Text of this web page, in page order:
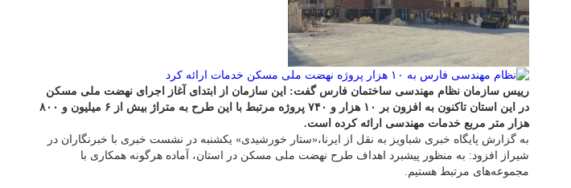
رییس سازمان نظام مهندسی ساختمان فارس گفت: این سازمان از ابتدای آغاز اجرای نهضت ملی مسکن
در این استان تاکنون به افزون بر ۱۰ هزار و ۷۴۰ پروژه مرتبط با این طرح به متراژ بیش از ۶ میلیون و ۸۰۰
هزار متر مربع خدمات مهندسی ارائه کرده است.
به گزارش پایگاه خبری شباویز به نقل از ایرنا،«ستار خورشیدی» یکشنبه در نشست خبری با خبرنگاران در
شیراز افزود: به منظور پیشبرد اهداف طرح نهضت ملی مسکن در استان، آماده هرگونه همکاری با
مجموعه‌های مرتبط هستیم.